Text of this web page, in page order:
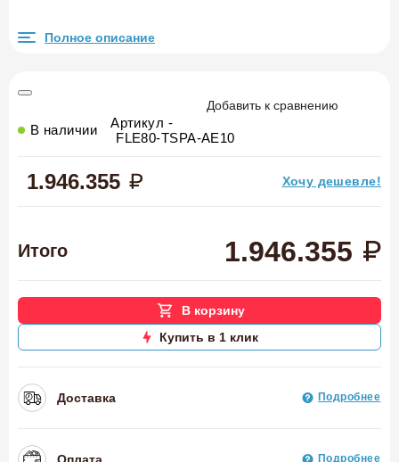
Полное описание
Добавить к сравнению
В наличии
Артикул -
FLE80-TSPA-AE10
1.946.355 Хочу дешевле!
Итого 1.946.355
В корзину
Купить в 1 клик
Доставка Подробнее
Оплата Подробнее